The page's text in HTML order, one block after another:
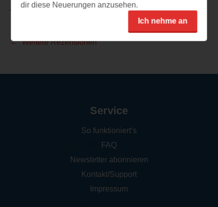
TEILEN
Weitere Rezensionen
dir diese Neuerungen anzusehen.
Ich nehme an
Service
So funktioniert‘s
FAQ
Newsletter abonnieren
Kontakt/Support
Impressum